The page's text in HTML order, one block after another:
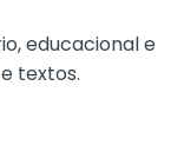
educacional e
textos.